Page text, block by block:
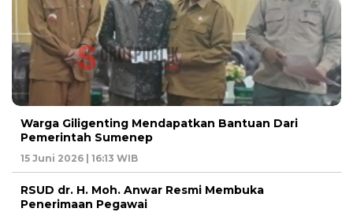
Warga Giligenting Mendapatkan Bantuan Dari
Pemerintah Sumenep
15 Juni 2026 | 16:13 WIB
RSUD dr. H. Moh. Anwar Resmi Membuka
Penerimaan Pegawai